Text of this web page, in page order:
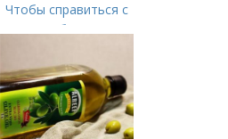
Чтобы справиться с
нагрубанием,
предпринять
следующие действия: